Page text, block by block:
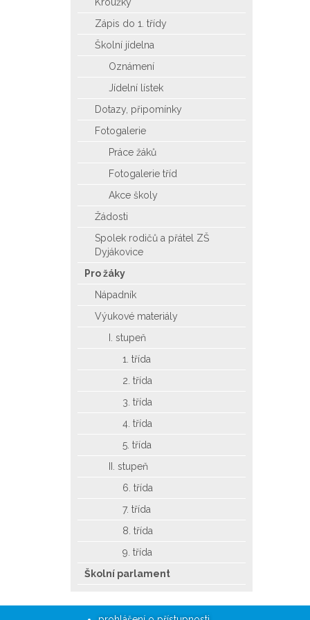
Zápis do 1. třídy
Školní jídelna
Oznámení
Jídelní lístek
Dotazy, připomínky
Fotogalerie
Práce žáků
Fotogalerie tříd
Akce školy
Žádosti
Spolek rodičů a přátel ZŠ
Dyjákovice
Pro žáky
Nápadník
Výukové materiály
I. stupeň
1. třída
2. třída
3. třída
4. třída
5. třída
II. stupeň
6. třída
7. třída
8. třída
9. třída
Školní parlament